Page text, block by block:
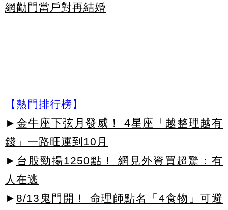
網勸門當戶對再結婚
【熱門排行榜】
► 金牛座下弦月發威！ 4星座「越整理越有
錢」一路旺運到10月
► 台股勁揚1250點！ 網見外資買超驚：有
人在逃
► 8/13鬼門開！ 命理師點名「4食物」可避